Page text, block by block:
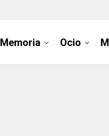
Memoria Ocio